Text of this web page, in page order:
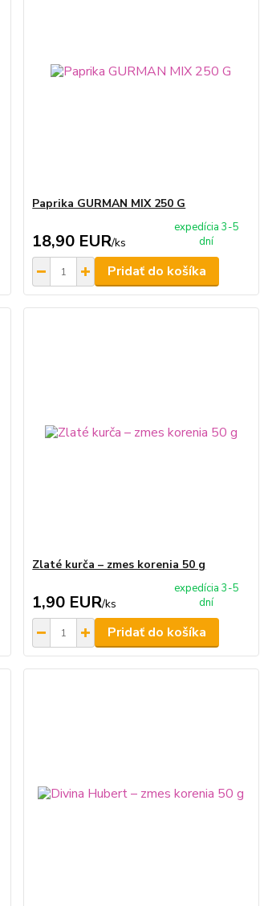
Paprika GURMAN MIX 250 G
18,90 EUR/ks
expedícia 3-5
dní
Pridať do košíka
Zlaté kurča – zmes korenia 50 g
1,90 EUR/ks
expedícia 3-5
dní
Pridať do košíka